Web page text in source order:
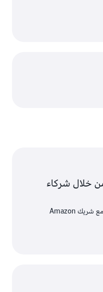
خلال شركاء
تعرّف على المزيد حول مزايا العمل مع شريك Amazon